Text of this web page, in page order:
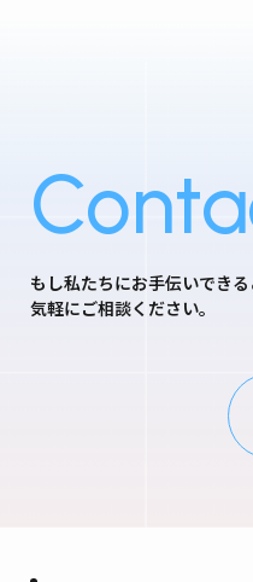
もし私たちにお手伝いできる
気軽にご相談ください。